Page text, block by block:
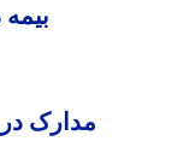
مدارک